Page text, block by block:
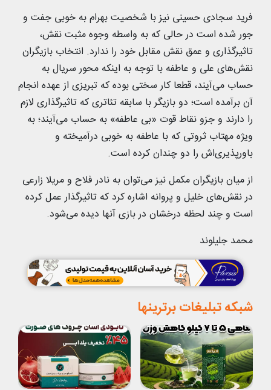
فرید سجادی حسینی نیز با شخصیت بهرام به خوبی جفت و
جور شده است در حالی که به واسطه وجوه مثبت نقش،
تاثیرگذاری و عمق نقش مقابل خود را ندارد. انتخاب بازیگران
نقش‌های علی و عاطفه با توجه به اینکه محور سریال به
حساب می‌آیند، قطعا کار سختی بوده که تبریزی از عهده انجام
آن برآمده است؛ دو بازیگر با سابقه تئاتری که تاثیرگذاری لازم
را دارند و جزو نقاط قوت «بی عاطفه» به حساب می‌آیند؛ به
ویژه مهتاب ثروتی که با عاطفه به خوبی درآمیخته و
باورپذیری‌اش را دو چندان کرده است.
از میان بازیگران مکمل نیز می‌توان به نادر فلاح و مریلا زارعی
در نقش‌های خلیل و پروانه اشاره کرد که تاثیرگذار عمل کرده
است و چند لحظه درخشان در بازی آنها دیده می‌شود.
محمد جلیلوند
شبکه تبلیغات برترینها